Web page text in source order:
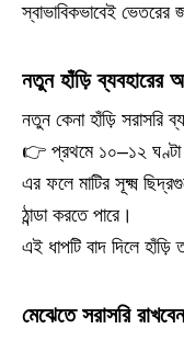
স্বাভাবিকভাবেই ভেতরের
নতুন হাঁড়ি ব্যবহারের
নতুন কেনা হাঁড়ি সরাসরি
👉 প্রথমে ১০–১২ ঘণ্টা
এর ফলে মাটির সূক্ষ্ম
ঠান্ডা করতে পারে।
এই ধাপটি বাদ দিলে হাঁড়ি
মেঝেতে সরাসরি